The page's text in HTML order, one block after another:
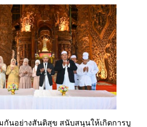
กันอย่างสันติสุข สนับสนุนให้เกิดการบู